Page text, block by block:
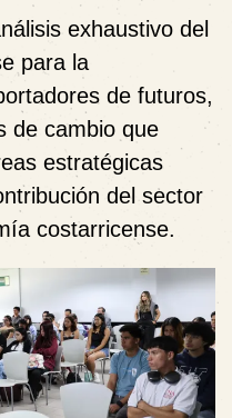
exhaustivo del
para la
de futuros,
de cambio que
estratégicas
del sector
costarricense.